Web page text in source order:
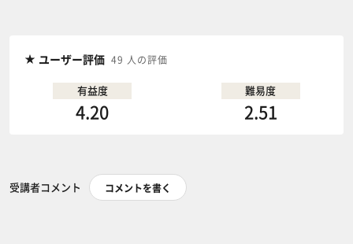
ユーザー評価 49 人の評価
有益度
4.20
難易度
2.51
受講者コメント コメントを書く